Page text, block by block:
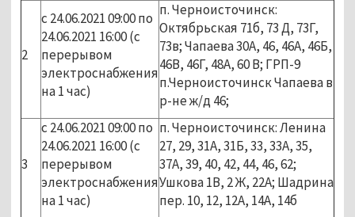
2
с 24.06.2021 09:00 по
24.06.2021 16:00 (с
перерывом
электроснабжения
на 1 час)
п. Черноисточинск:
Октябрьская 71б, 73 Д, 73Г,
73в; Чапаева 30А, 46, 46А, 46Б,
46В, 46Г, 48А, 60 В; ГРП-9
п.Черноисточинск Чапаева в
р-не ж/д 46;
3
с 24.06.2021 09:00 по
24.06.2021 16:00 (с
перерывом
электроснабжения
на 1 час)
п. Черноисточинск: Ленина
27, 29, 31А, 31Б, 33, 33А, 35,
37А, 39, 40, 42, 44, 46, 62;
Ушкова 1В, 2 Ж, 22А; Шадрина
пер. 10, 12, 12А, 14А, 14б